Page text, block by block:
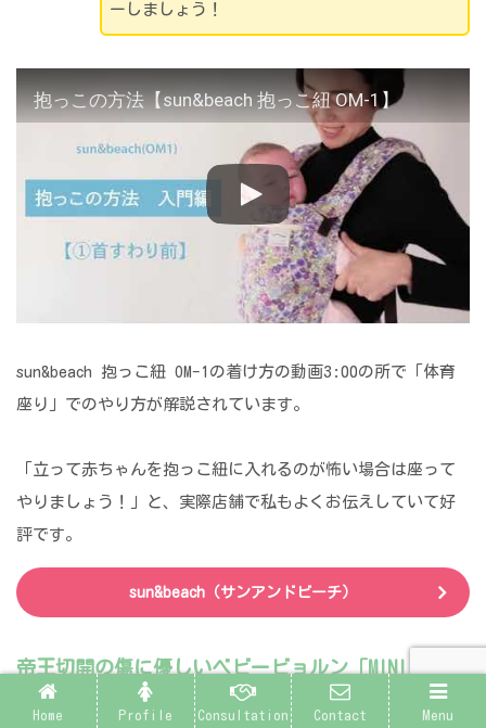
ーしましょう！
抱っこの方法【sun&beach 抱っこ紐 OM-1】
sun&beach 抱っこ紐 OM-1の着け方の動画3:00の所で「体育
座り」でのやり方が解説されています。
「立って赤ちゃんを抱っこ紐に入れるのが怖い場合は座って
やりましょう！」と、実際店舗で私もよくお伝えしていて好
評です。
sun&beach（サンアンドビーチ）
帝王切開の傷に優しいベビービョルン「MINI」
Home Profile Consultation Contact Menu